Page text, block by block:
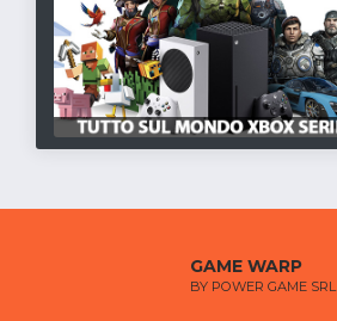
GAME WARP
BY POWER GAME SRL